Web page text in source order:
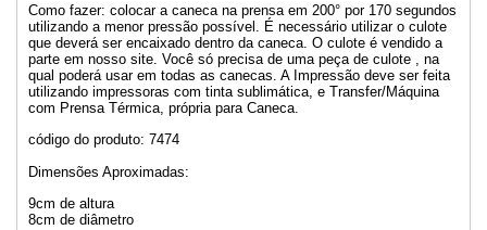
Como fazer: colocar a caneca na prensa em 200° por 170 segundos
utilizando a menor pressão possível. É necessário utilizar o culote
que deverá ser encaixado dentro da caneca. O culote é vendido a
parte em nosso site. Você só precisa de uma peça de culote , na
qual poderá usar em todas as canecas. A Impressão deve ser feita
utilizando impressoras com tinta sublimática, e Transfer/Máquina
com Prensa Térmica, própria para Caneca.
código do produto: 7474
Dimensões Aproximadas:
9cm de altura
8cm de diâmetro